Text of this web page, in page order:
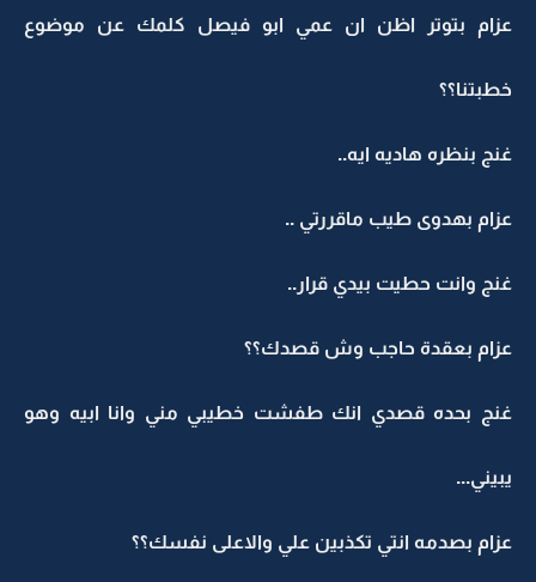
عزام بتوتر اظن ان عمي ابو فيصل كلمك عن موضوع
خطبتنا؟؟
غنج بنظره هاديه ايه..
عزام بهدوى طيب ماقررتي ..
غنج وانت حطيت بيدي قرار..
عزام بعقدة حاجب وش قصدك؟؟
غنج بحده قصدي انك طفشت خطيبي مني وانا ابيه وهو
يبيني...
عزام بصدمه انتي تكذبين علي والاعلى نفسك؟؟